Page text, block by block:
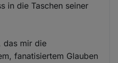
in die Taschen seiner
das mir die
fanatisiertem Glauben